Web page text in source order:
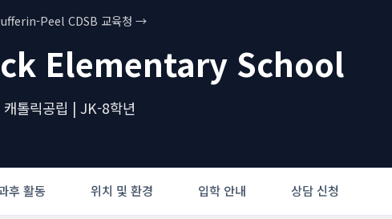
Peel CDSB 교육청 →
Elementary School
캐톨릭공립 | JK-8학년
후 활동 위치 및 환경 입학 안내 상담 신청